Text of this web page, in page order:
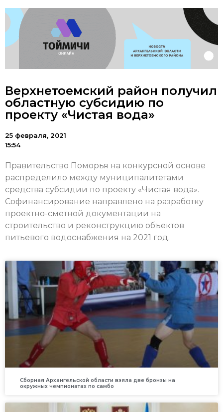
Верхнетоемский район получил
областную субсидию по
проекту «Чистая вода»
25 февраля, 2021
15:54
Правительство Поморья на конкурсной основе
распределило между муниципалитетами
средства субсидии по проекту «Чистая вода».
Софинансирование направлено на разработку
проектно-сметной документации на
строительство и реконструкцию объектов
питьевого водоснабжения на 2021 год.
Сборная Архангельской области взяла две бронзы на
окружных чемпионатах по самбо